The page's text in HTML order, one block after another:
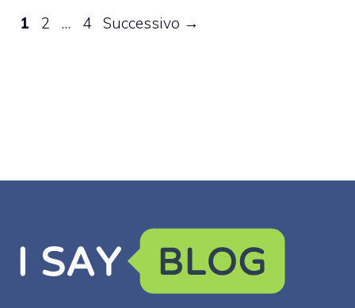
Pagina
1 Pagina
2 … Pagina
4 Successivo →